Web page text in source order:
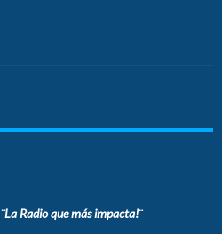
¨La Radio que más impacta!¨